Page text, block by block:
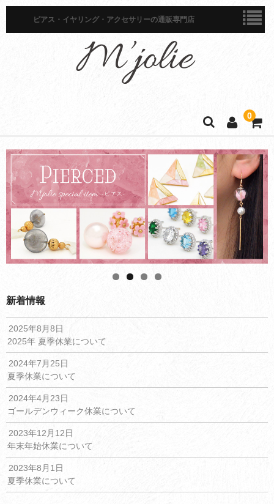
ピアス・イヤリング・アクセサリーの通販専門店
0
ホーム
商品一覧
ピアス
イヤリング
イヤーカフ
会社概要
お問い合わせ
採用情報
新着情報
2025年8月8日
2025年 夏季休業について
2024年7月25日
夏季休業について
2024年4月23日
ゴールデンウィーク休業について
2023年12月12日
年末年始休業について
2023年8月1日
夏季休業について